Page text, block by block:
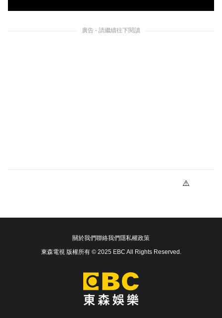
廣告 - 請繼續往下閱讀
關於我們聯絡我們隱私權政策
東森電視 版權所有 © 2025 EBC All Rights Reserved.